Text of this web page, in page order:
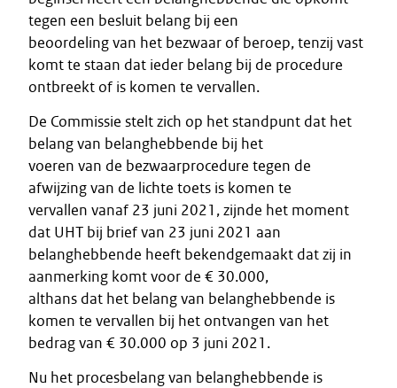
tegen een besluit belang bij een
beoordeling van het bezwaar of beroep, tenzij vast
komt te staan dat ieder belang bij de procedure
ontbreekt of is komen te vervallen.
De Commissie stelt zich op het standpunt dat het
belang van belanghebbende bij het
voeren van de bezwaarprocedure tegen de
afwijzing van de lichte toets is komen te
vervallen vanaf 23 juni 2021, zijnde het moment
dat UHT bij brief van 23 juni 2021 aan
belanghebbende heeft bekendgemaakt dat zij in
aanmerking komt voor de € 30.000,
althans dat het belang van belanghebbende is
komen te vervallen bij het ontvangen van het
bedrag van € 30.000 op 3 juni 2021.
Nu het procesbelang van belanghebbende is